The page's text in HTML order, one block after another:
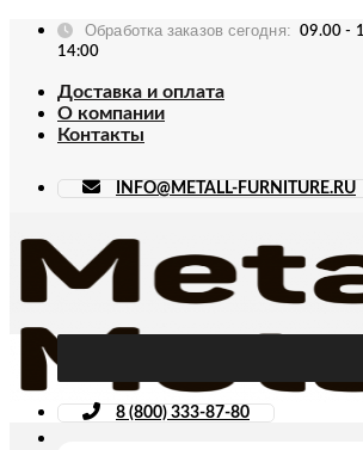
Skip
Обработка заказов сегодня:
09.00 -
14:00
Доставка и оплата
О компании
Контакты
INFO@METALL-FURNITURE.RU
8 (800) 333-87-80